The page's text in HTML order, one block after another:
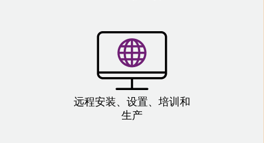
远程安装、设置、培训和
生产